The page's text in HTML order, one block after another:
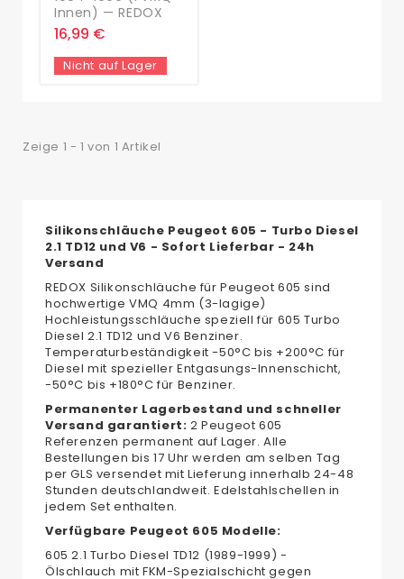
Innen) — REDOX
16,99 €
Nicht auf Lager
Zeige 1 - 1 von 1 Artikel
Silikonschläuche Peugeot 605 - Turbo Diesel
2.1 TD12 und V6 - Sofort Lieferbar - 24h
Versand
REDOX Silikonschläuche für Peugeot 605 sind
hochwertige VMQ 4mm (3-lagige)
Hochleistungsschläuche speziell für 605 Turbo
Diesel 2.1 TD12 und V6 Benziner.
Temperaturbeständigkeit -50°C bis +200°C für
Diesel mit spezieller Entgasungs-Innenschicht,
-50°C bis +180°C für Benziner.
Permanenter Lagerbestand und schneller
Versand garantiert: 2 Peugeot 605
Referenzen permanent auf Lager. Alle
Bestellungen bis 17 Uhr werden am selben Tag
per GLS versendet mit Lieferung innerhalb 24-48
Stunden deutschlandweit. Edelstahlschellen in
jedem Set enthalten.
Verfügbare Peugeot 605 Modelle:
605 2.1 Turbo Diesel TD12 (1989-1999) -
Ölschlauch mit FKM-Spezialschicht gegen